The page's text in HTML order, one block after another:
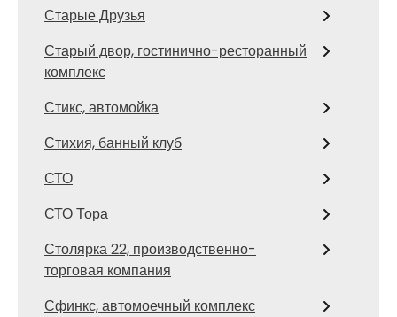
Старые Друзья
Старый двор, гостинично-ресторанный
комплекс
Стикс, автомойка
Стихия, банный клуб
СТО
СТО Тора
Столярка 22, производственно-
торговая компания
Сфинкс, автомоечный комплекс